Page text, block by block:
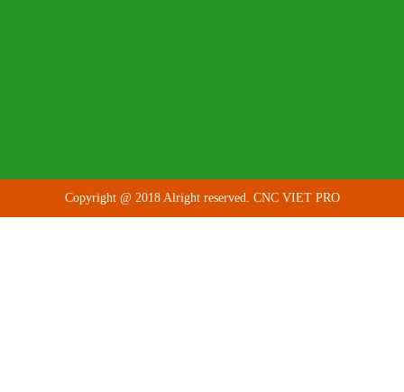
Copyright @ 2018 Alright reserved. CNC VIET PRO